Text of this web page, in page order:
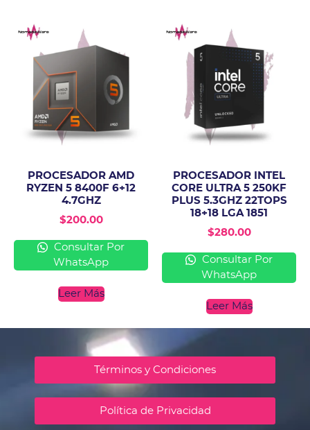
PROCESADOR AMD
RYZEN 5 8400F 6+12
4.7GHZ
$200.00
Consultar Por
WhatsApp
Leer Más
PROCESADOR INTEL
CORE ULTRA 5 250KF
PLUS 5.3GHZ 22TOPS
18+18 LGA 1851
$280.00
Consultar Por
WhatsApp
Leer Más
Términos y Condiciones
Política de Privacidad